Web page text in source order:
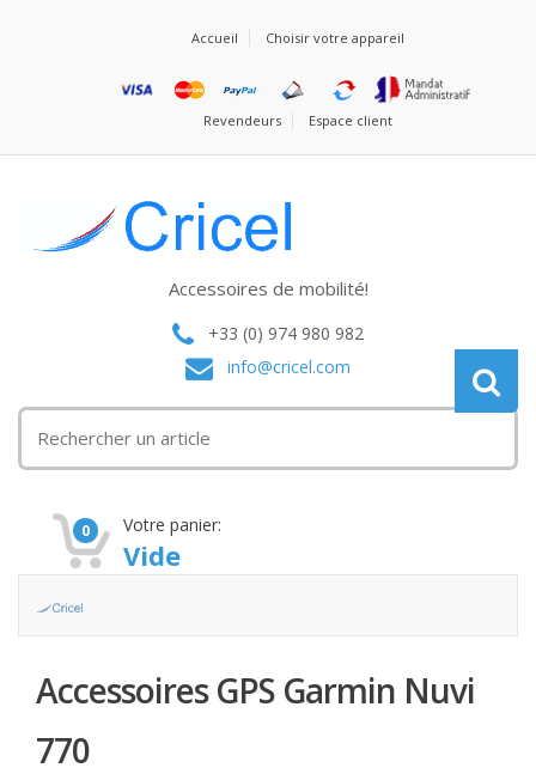
Accueil Choisir votre appareil
Revendeurs Espace client
Accessoires de mobilité!
+33 (0) 974 980 982
info@cricel.com
0 Votre panier:
Vide
Accessoires GPS Garmin Nuvi
770